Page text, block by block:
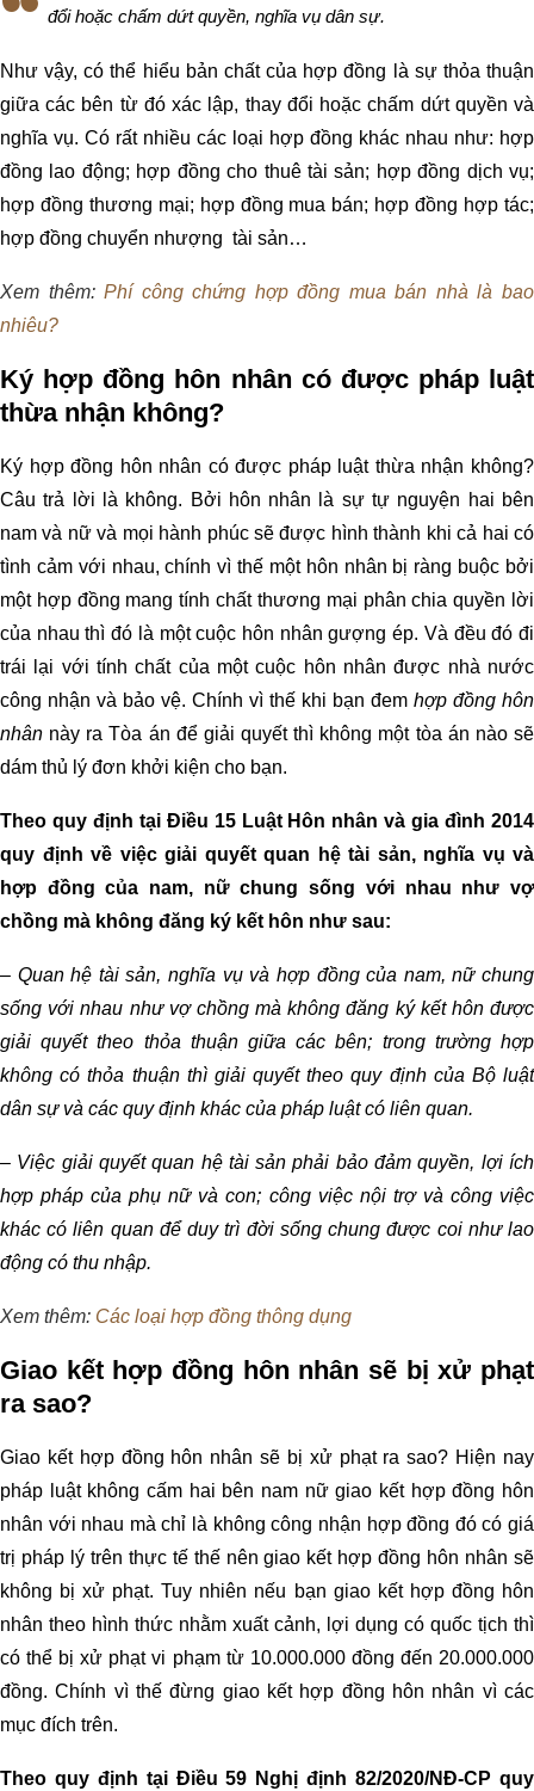
đổi hoặc chấm dứt quyền, nghĩa vụ dân sự.
Như vậy, có thể hiểu bản chất của hợp đồng là sự thỏa thuận
giữa các bên từ đó xác lập, thay đổi hoặc chấm dứt quyền và
nghĩa vụ. Có rất nhiều các loại hợp đồng khác nhau như: hợp
đồng lao động; hợp đồng cho thuê tài sản; hợp đồng dịch vụ;
hợp đồng thương mại; hợp đồng mua bán; hợp đồng hợp tác;
hợp đồng chuyển nhượng tài sản…
Xem thêm:Phí công chứng hợp đồng mua bán nhà là bao
nhiêu?
Ký hợp đồng hôn nhân có được pháp luật
thừa nhận không?
Ký hợp đồng hôn nhân có được pháp luật thừa nhận không?
Câu trả lời là không. Bởi hôn nhân là sự tự nguyện hai bên
nam và nữ và mọi hành phúc sẽ được hình thành khi cả hai có
tình cảm với nhau, chính vì thế một hôn nhân bị ràng buộc bởi
một hợp đồng mang tính chất thương mại phân chia quyền lời
của nhau thì đó là một cuộc hôn nhân gượng ép. Và đều đó đi
trái lại với tính chất của một cuộc hôn nhân được nhà nước
công nhận và bảo vệ. Chính vì thế khi bạn đem hợp đồng hôn
nhân này ra Tòa án để giải quyết thì không một tòa án nào sẽ
dám thủ lý đơn khởi kiện cho bạn.
Theo quy định tại Điều 15 Luật Hôn nhân và gia đình 2014
quy định về việc giải quyết quan hệ tài sản, nghĩa vụ và
hợp đồng của nam, nữ chung sống với nhau như vợ
chồng mà không đăng ký kết hôn như sau:
– Quan hệ tài sản, nghĩa vụ và hợp đồng của nam, nữ chung
sống với nhau như vợ chồng mà không đăng ký kết hôn được
giải quyết theo thỏa thuận giữa các bên; trong trường hợp
không có thỏa thuận thì giải quyết theo quy định của Bộ luật
dân sự và các quy định khác của pháp luật có liên quan.
– Việc giải quyết quan hệ tài sản phải bảo đảm quyền, lợi ích
hợp pháp của phụ nữ và con; công việc nội trợ và công việc
khác có liên quan để duy trì đời sống chung được coi như lao
động có thu nhập.
Xem thêm: Các loại hợp đồng thông dụng
Giao kết hợp đồng hôn nhân sẽ bị xử phạt
ra sao?
Giao kết hợp đồng hôn nhân sẽ bị xử phạt ra sao? Hiện nay
pháp luật không cấm hai bên nam nữ giao kết hợp đồng hôn
nhân với nhau mà chỉ là không công nhận hợp đồng đó có giá
trị pháp lý trên thực tế thế nên giao kết hợp đồng hôn nhân sẽ
không bị xử phạt. Tuy nhiên nếu bạn giao kết hợp đồng hôn
nhân theo hình thức nhằm xuất cảnh, lợi dụng có quốc tịch thì
có thể bị xử phạt vi phạm từ 10.000.000 đồng đến 20.000.000
đồng. Chính vì thế đừng giao kết hợp đồng hôn nhân vì các
mục đích trên.
Theo quy định tại Điều 59 Nghị định 82/2020/NĐ-CP quy